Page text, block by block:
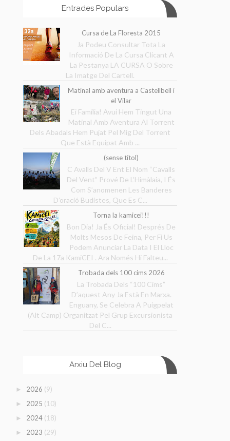
Entrades Populars
Cursa de La Floresta 2015
Ja Podeu Consultar Tota La
Informació De La Cursa Clicant A
La Pestanya LA CURSA O Sobre
La Imatge Del Cartell.
Matinal amb aventura a Castellbell i
el Vilar
Ei Família! Avui Hem Tingut Una
Matinal Amb Aventura Al Torrent
Dels Abadals Hem Pujat Pel Mig Del Torrent
Que Està Equipat Amb ...
(sense títol)
C Avalls Del V Ent El Nom “Cavalls
Del Vent” Prové De L’Himàlaia, I És
Com S’anomenen Les Banderes
D’oració Budistes, Que Es C...
Torna la kamicei!!!
Bon Dia! Ja És Oficial! Després De
Molts Mesos De Feina, Per Fi Us
Podem Anunciar La Data I El Lloc
De La 17a KamiCEI . Ara Només Hi Falteu...
Trobada dels 100 cims 2026
La Trobada Dels “100 Cims”
D’aquest Any Ja Està En Marxa.
Enguany, Se Celebra A Puigpelat
(Alt Camp) Organitzat Pel Grup Excursionista
Del C...
Arxiu Del Blog
► 2026 (9)
► 2025 (10)
► 2024 (18)
► 2023 (29)